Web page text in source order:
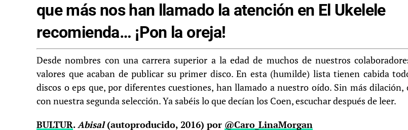
que más nos han llamado la atención en El Ukelele
recomienda… ¡Pon la oreja!
Desde nombres con una carrera superior a la edad de muchos de nuestros
valores que acaban de publicar su primer disco. En esta (humilde) lista tienen cabida
discos o eps que, por diferentes cuestiones, han llamado a nuestro oído. Sin más dilación,
con nuestra segunda selección. Ya sabéis lo que decían los Coen, escuchar después de leer.
BULTUR.Abisal(autoproducido, 2016) por @Caro_LinaMorgan